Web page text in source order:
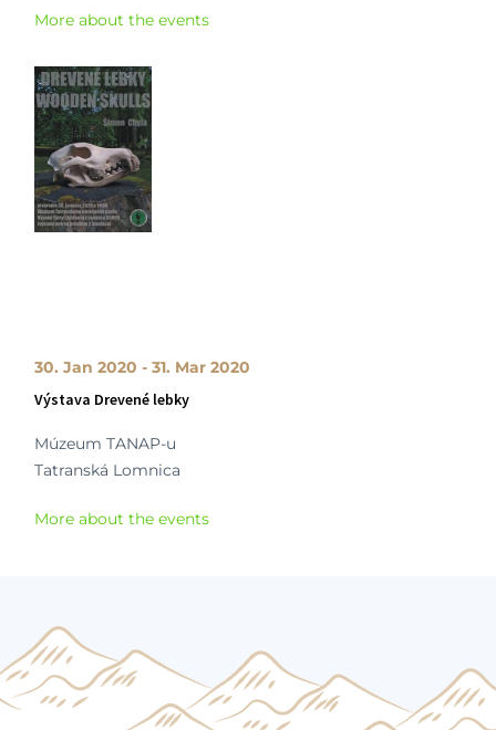
More about the events
30. Jan 2020 - 31. Mar 2020
Výstava Drevené lebky
Múzeum TANAP-u
Tatranská Lomnica
More about the events